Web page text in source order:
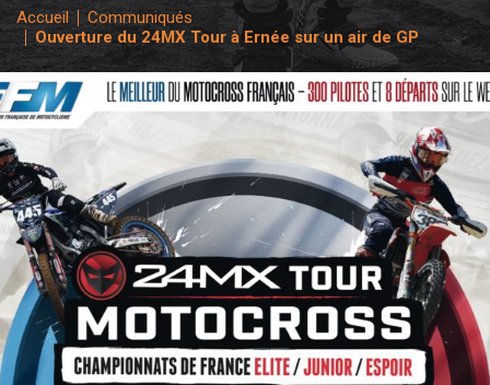
PARTENAIRES
accéder à la billetterie
Accueil
Communiqués
Ouverture du 24MX Tour à Ernée sur un air de GP